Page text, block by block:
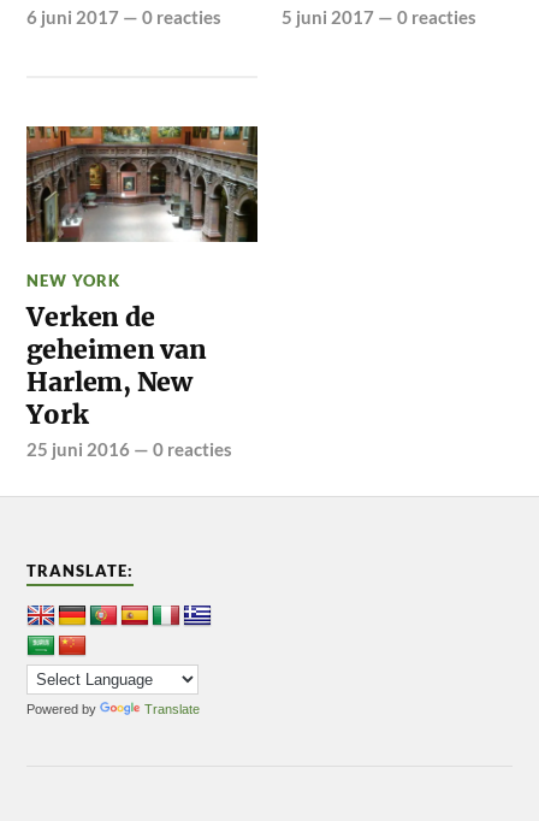
6 juni 2017 —0 reacties 5 juni 2017 —0 reacties
NEW YORK
Verken de
geheimen van
Harlem, New
York
25 juni 2016 —0 reacties
TRANSLATE:
Powered by Translate